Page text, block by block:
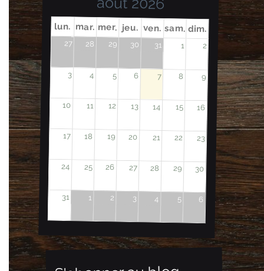
lun. mar. mer. jeu. ven. sam. dim.
27 28 29 30 31 1 2
3 4 5 6 7 8 9
10 11 12 13 14 15 16
17 18 19 20 21 22 23
24 25 26 27 28 29 30
31 1 2 3 4 5 6